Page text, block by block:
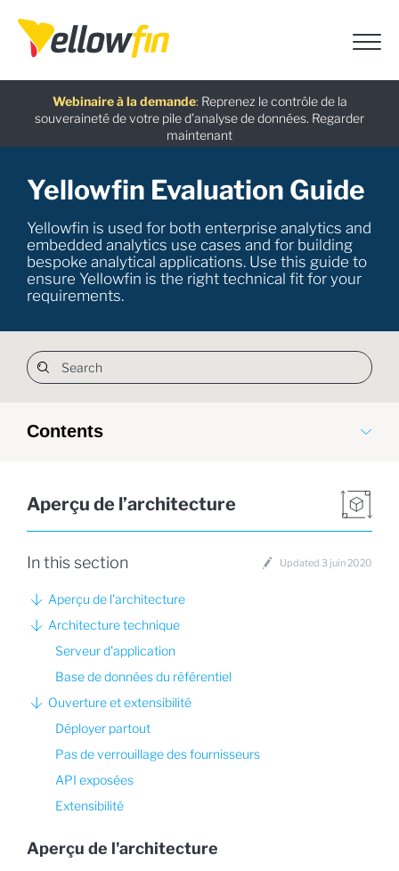
maintenant
Dernière version: Découvrez les dernières fonctionnalités
basées sur l’IA introduites dans Yellowfin version 9.17.En savoir
plus
maintenant
Yellowfin Evaluation Guide
Yellowfin is used for both enterprise analytics and
embedded analytics use cases and for building
bespoke analytical applications. Use this guide to
ensure Yellowfin is the right technical fit for your
requirements.
Contents
Aperçu de l’architecture
In this section Updated 3 juin 2020
Aperçu de l'architecture
Architecture technique
Serveur d'application
Base de données du référentiel
Ouverture et extensibilité
Déployer partout
Pas de verrouillage des fournisseurs
API exposées
Extensibilité
Aperçu de l'architecture